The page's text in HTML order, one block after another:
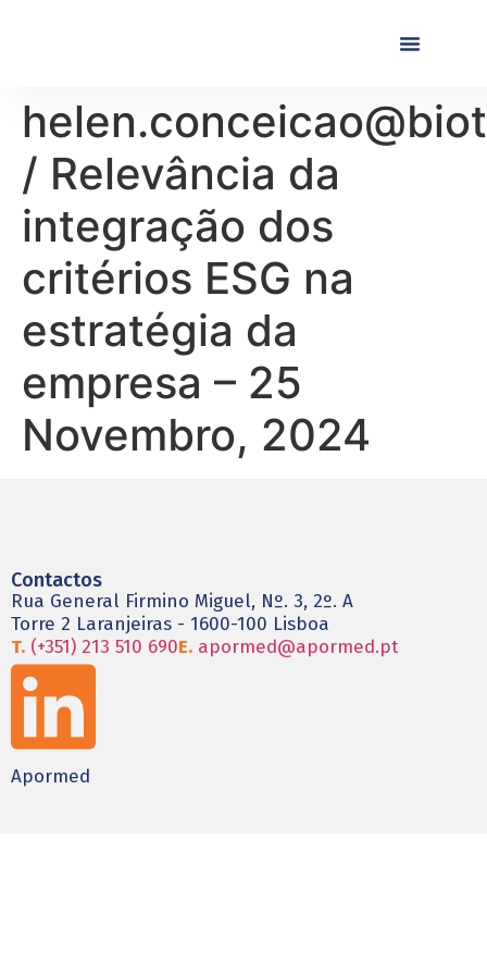
/ Relevância da
integração dos
critérios ESG na
estratégia da
empresa – 25
Novembro, 2024
Contactos
Rua General Firmino Miguel, Nº. 3, 2º. A
Torre 2 Laranjeiras - 1600-100 Lisboa
T. (+351) 213 510 690E. apormed@apormed.pt
Apormed